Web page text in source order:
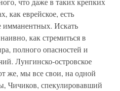
как еврейское, есть
имманентных. Искать
как стремиться в
полного опасностей и
Лунгинско-островское
же, мы все свои, на одной
Чичиков, спекулировавший